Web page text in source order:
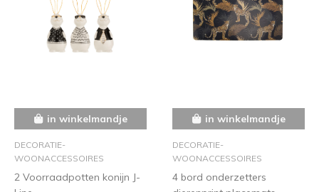
in winkelmandje
DECORATIE-
WOONACCESSOIRES
2 Voorraadpotten konijn J-
in winkelmandje
DECORATIE-
WOONACCESSOIRES
4 bord onderzetters